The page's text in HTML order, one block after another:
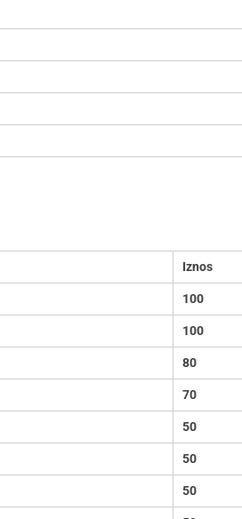
Iznos
100
100
80
70
50
50
50